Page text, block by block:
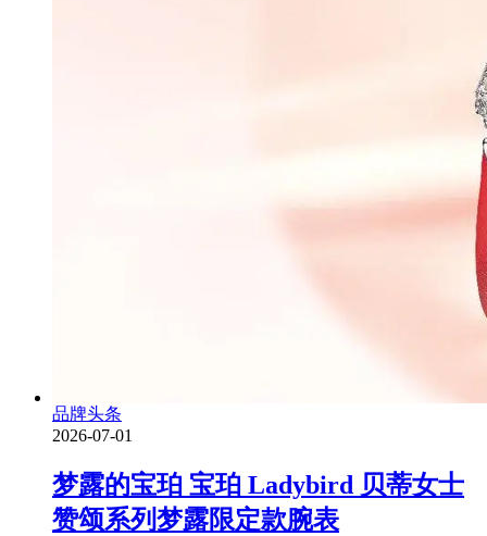
品牌头条
2026-07-01
梦露的宝珀 宝珀 Ladybird 贝蒂女士
赞颂系列梦露限定款腕表